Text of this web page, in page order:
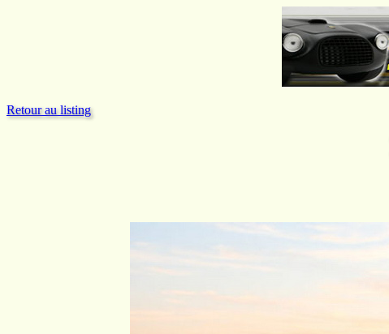
Retour au listing